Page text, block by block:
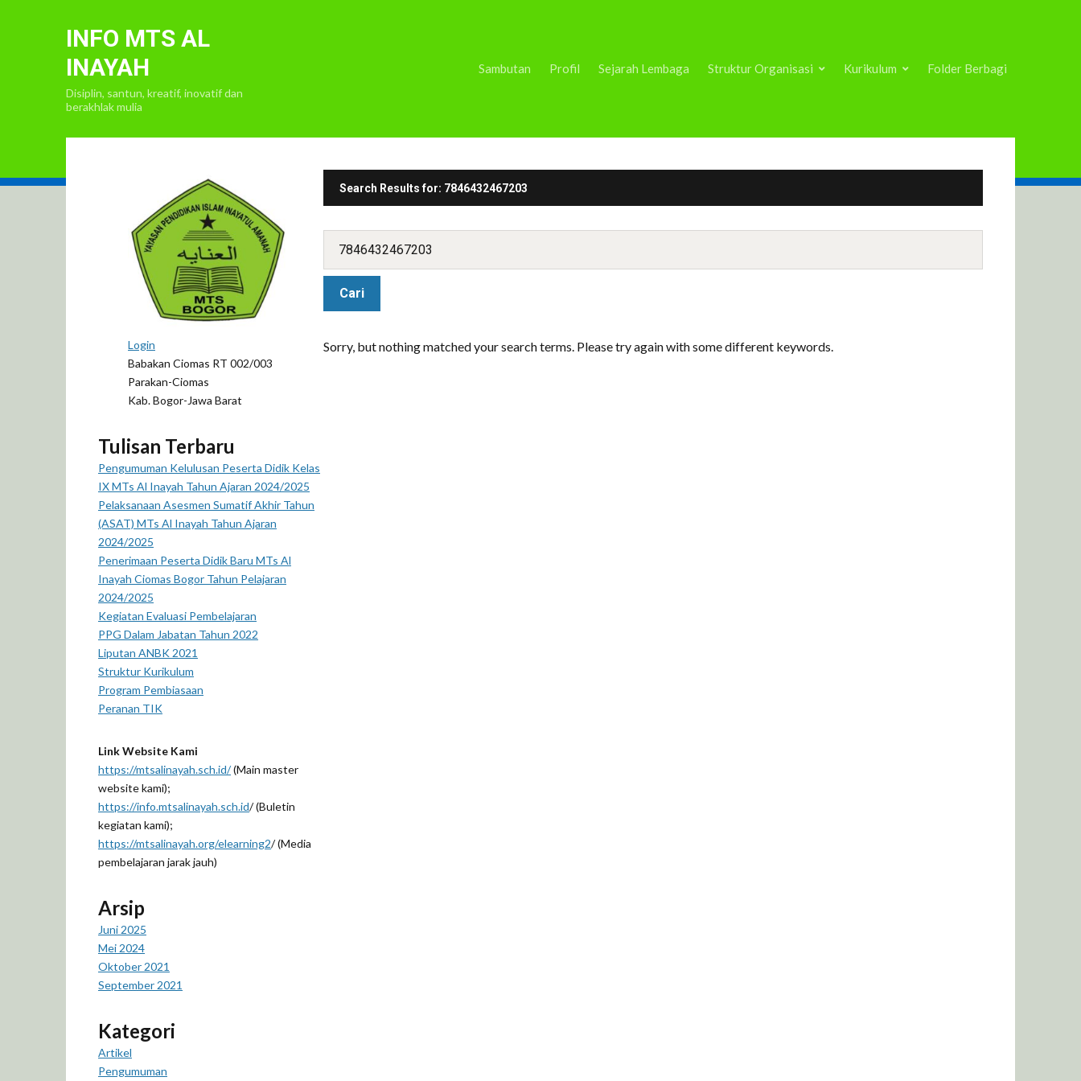
INFO MTS AL
INAYAH
Disiplin, santun, kreatif, inovatif dan
berakhlak mulia
Sambutan Profil Sejarah Lembaga Struktur Organisasi Kurikulum Folder Berbagi
Search Results for: 7846432467203
Sorry, but nothing matched your search terms. Please try again with some different keywords.
Login
Babakan Ciomas RT 002/003
Parakan-Ciomas
Kab. Bogor-Jawa Barat
Tulisan Terbaru
Pengumuman Kelulusan Peserta Didik Kelas
IX MTs Al Inayah Tahun Ajaran 2024/2025
Pelaksanaan Asesmen Sumatif Akhir Tahun
(ASAT) MTs Al Inayah Tahun Ajaran
2024/2025
Penerimaan Peserta Didik Baru MTs Al
Inayah Ciomas Bogor Tahun Pelajaran
2024/2025
Kegiatan Evaluasi Pembelajaran
PPG Dalam Jabatan Tahun 2022
Liputan ANBK 2021
Struktur Kurikulum
Program Pembiasaan
Peranan TIK
Link Website Kami
https://mtsalinayah.sch.id/(Main master
website kami);
https://info.mtsalinayah.sch.id/ (Buletin
kegiatan kami);
https://mtsalinayah.org/elearning2/ (Media
pembelajaran jarak jauh)
Arsip
Juni 2025
Mei 2024
Oktober 2021
September 2021
Kategori
Artikel
Pengumuman